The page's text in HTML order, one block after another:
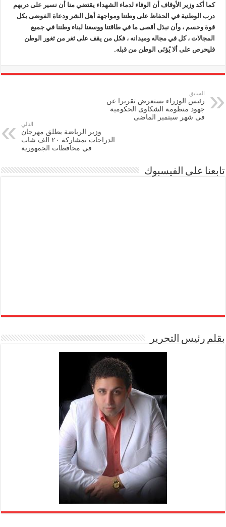
كما أكد وزير الأوقاف أن الوفاء لدماء الشهداء يقتضي منا أن نسير على دربهم
درب الوطنية في الحفاظ على وطننا ومواجهة أهل الشر ودعاة الفوضى بكل
قوة وحسم ، وأن نبذل أقصى ما في طاقتنا ووسعنا لبناء وطننا في جميع
المجالات ، كل في مجاله وميدانه ، فكل من يقف على ثغر من ثغور الوطن
فليحرص على ألا يُؤتَى الوطن من قبله.
السابق
رئيس الوزراء يستعرض تقريرا عن
جهود منظومة الشكاوى الحكومية
فى شهر سبتمبر الماضى
التالي
وزير الرياضة يطلق مهرجان
الدراجات بمشاركة ٢٠ الف شاب
في محافظات الجمهورية
تابعنا على الفيسبوك
بقلم رئيس التحرير